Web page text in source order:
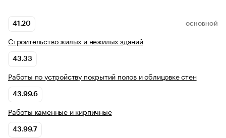
41.20 ОСНОВНОЙ
Строительство жилых и нежилых зданий
43.33
Работы по устройству покрытий полов и облицовке стен
43.99.6
Работы каменные и кирпичные
43.99.7